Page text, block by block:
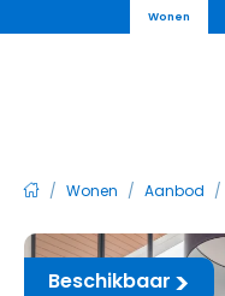
Wonen
/ Wonen / Aanbod /
Beschikbaar